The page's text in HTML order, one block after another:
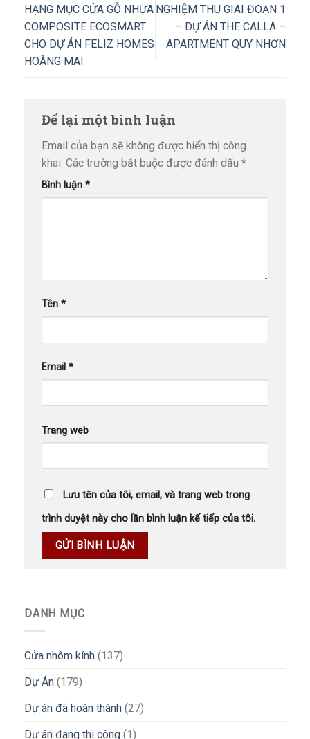
HẠNG MỤC CỬA GỖ NHỰA
COMPOSITE ECOSMART
CHO DỰ ÁN FELIZ HOMES
HOÀNG MAI
NGHIỆM THU GIAI ĐOẠN 1
– DỰ ÁN THE CALLA –
APARTMENT QUY NHƠN
Để lại một bình luận
Email của bạn sẽ không được hiển thị công
khai. Các trường bắt buộc được đánh dấu *
Bình luận *
Tên *
Email *
Trang web
Lưu tên của tôi, email, và trang web trong
trình duyệt này cho lần bình luận kế tiếp của tôi.
DANH MỤC
Cửa nhôm kính (137)
Dự Án (179)
Dự án đã hoàn thành (27)
Dự án đang thi công (1)